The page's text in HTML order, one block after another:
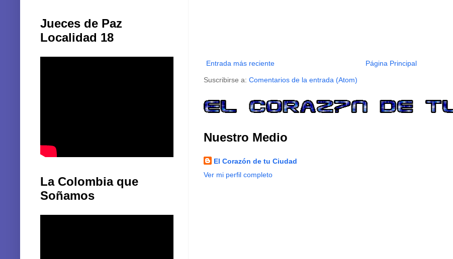
Página Principal
Comentarios de la entrada (Atom)
Nuestro Medio
Ver mi perfil completo
Jueces de Paz
Localidad 18
La Colombia que
Soñamos